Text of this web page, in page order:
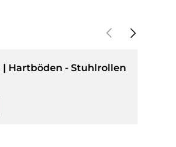
VorherigeNächste
| Hartböden - Stuhlrollen